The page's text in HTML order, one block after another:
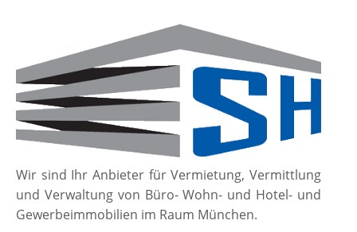
Wir sind Ihr Anbieter für Vermietung, Vermittlung
und Verwaltung von Büro- Wohn- und Hotel- und
Gewerbeimmobilien im Raum München.